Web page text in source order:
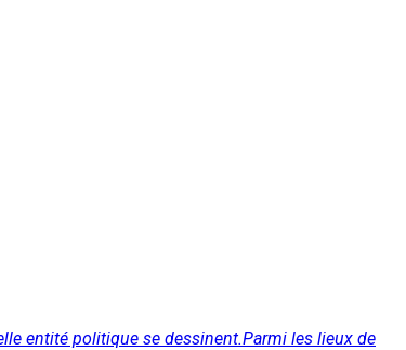
entité politique se dessinent.Parmi les lieux de